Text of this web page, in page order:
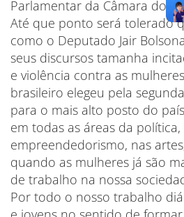
Parlamentar da Câmara dos
Até que ponto será tolerado
como o Deputado Jair
seus discursos tamanha
e violência contra as
brasileiro elegeu pela
para o mais alto posto do
em todas as áreas da
empreendedorismo, nas
quando as mulheres já são
de trabalho na nossa
Por todo o nosso trabalho